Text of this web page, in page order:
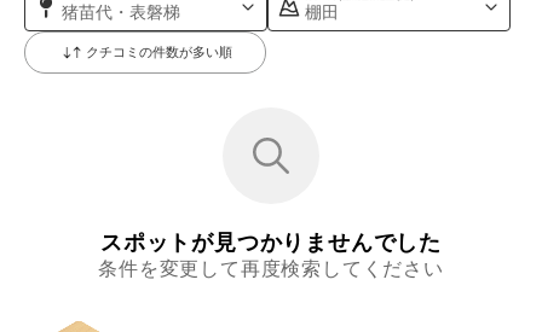
猪苗代・表磐梯 棚田
クチコミの件数が多い順
スポットが見つかりませんでした
条件を変更して再度検索してください